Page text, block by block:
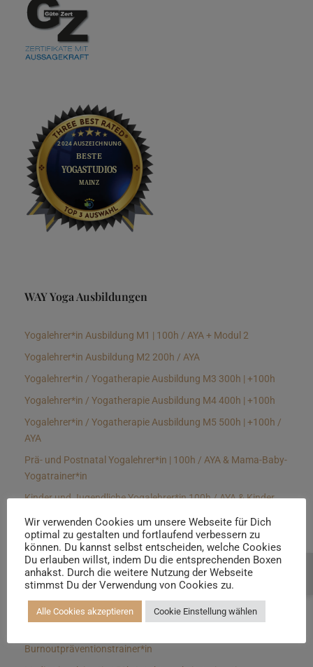
WAY Yoga Ausbildungen
Yogalehrer*in Ausbildung M1 | 100h / AYA + Modul 2
Yogalehrer*in Ausbildung M2 200h / AYA
Yogalehrer*in / Yogatherapie Ausbildung M3 300h | +100h
Yogalehrer*in / Yogatherapie Ausbildung M4 400h | +100h
Yogalehrer*in / Yogatherapie Ausbildung M5 500h | +100h /
AYA
Prä- und Postnatal Yogalehrer*in | 100h / AYA & Mama-Baby-
Yogatrainer*in
Kinder und Jugendliche Yogalehrer*in 100h / AYA & Kinder
Yin Yogalehrer*in | 100 h & Faszientrainer*in
Hormon Yogalehrer*in / Yogatherapeut*in &
Stressmanagementtrainer*in | 70h
Longevitytrainer*in
Burnoutpräventionstrainer*in
Wir verwenden Cookies um unsere Webseite für Dich
optimal zu gestalten und fortlaufend verbessern zu
können. Du kannst selbst entscheiden, welche Cookies
Du erlauben willst, indem Du die entsprechenden Boxen
anhakst. Durch die weitere Nutzung der Webseite
stimmst Du der Verwendung von Cookies zu.
Alle Cookies akzeptieren Cookie Einstellung wählen
Beratung buchen